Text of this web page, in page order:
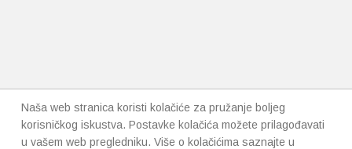
Naša web stranica koristi kolačiće za pružanje boljeg
korisničkog iskustva. Postavke kolačića možete prilagođavati
u vašem web pregledniku. Više o kolačićima saznajte u